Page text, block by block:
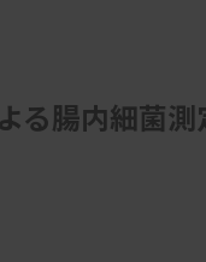
る腸内細菌